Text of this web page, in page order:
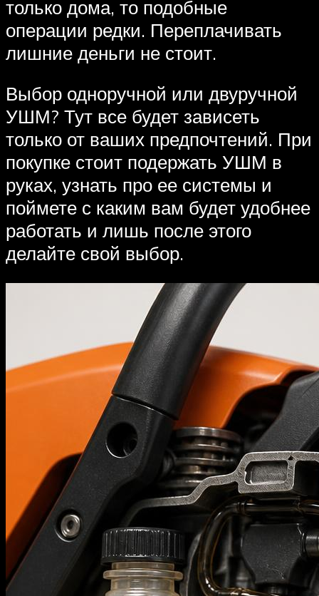
только дома, то подобные
операции редки. Переплачивать
лишние деньги не стоит.
Выбор одноручной или двуручной
УШМ? Тут все будет зависеть
только от ваших предпочтений. При
покупке стоит подержать УШМ в
руках, узнать про ее системы и
поймете с каким вам будет удобнее
работать и лишь после этого
делайте свой выбор.